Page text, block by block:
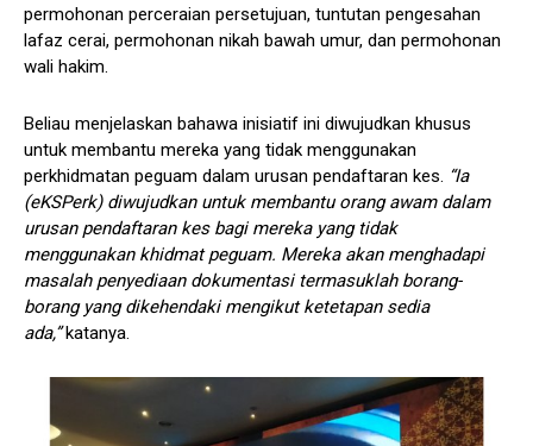
permohonan perceraian persetujuan, tuntutan pengesahan
lafaz cerai, permohonan nikah bawah umur, dan permohonan
wali hakim.
Beliau menjelaskan bahawa inisiatif ini diwujudkan khusus
untuk membantu mereka yang tidak menggunakan
perkhidmatan peguam dalam urusan pendaftaran kes. “Ia
(eKSPerk) diwujudkan untuk membantu orang awam dalam
urusan pendaftaran kes bagi mereka yang tidak
menggunakan khidmat peguam. Mereka akan menghadapi
masalah penyediaan dokumentasi termasuklah borang-
borang yang dikehendaki mengikut ketetapan sedia
ada,”katanya.